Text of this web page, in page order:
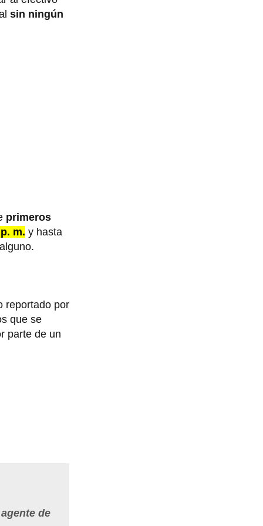
sin ningún
primeros
m. y hasta
reportado por
que se
parte de un
de